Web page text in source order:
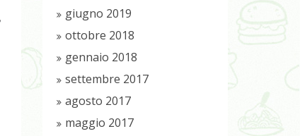
giugno 2019
ottobre 2018
gennaio 2018
settembre 2017
agosto 2017
maggio 2017